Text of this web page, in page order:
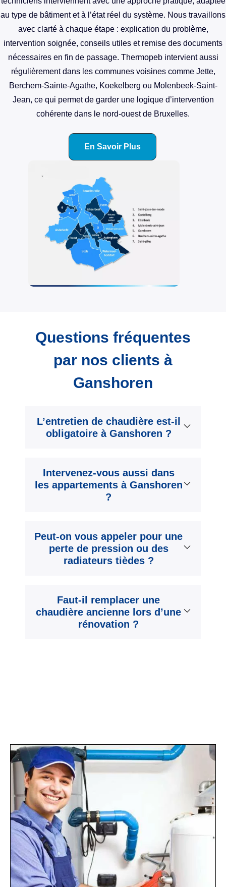
au type de bâtiment et à l’état réel du système. Nous travaillons
avec clarté à chaque étape : explication du problème,
intervention soignée, conseils utiles et remise des documents
nécessaires en fin de passage. Thermopeb intervient aussi
régulièrement dans les communes voisines comme Jette,
Berchem-Sainte-Agathe, Koekelberg ou Molenbeek-Saint-
Jean, ce qui permet de garder une logique d’intervention
cohérente dans le nord-ouest de Bruxelles.
En Savoir Plus
Questions fréquentes
par nos clients à
Ganshoren
L’entretien de chaudière est-il
obligatoire à Ganshoren ?
Intervenez-vous aussi dans
les appartements à Ganshoren
?
Peut-on vous appeler pour une
perte de pression ou des
radiateurs tièdes ?
Faut-il remplacer une
chaudière ancienne lors d’une
rénovation ?